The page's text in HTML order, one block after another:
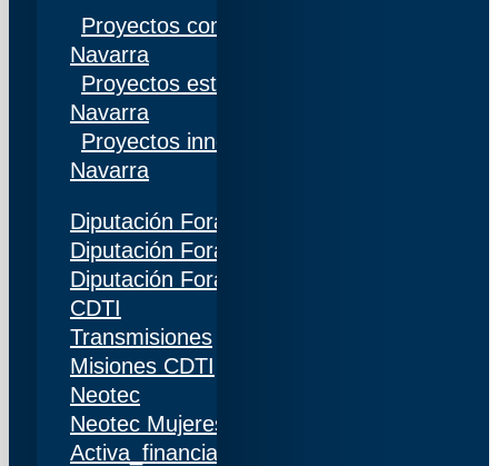
Proyectos competitivos I+D Gobierno de
Navarra
Proyectos estratégicos I+D Gobierno de
Navarra
Proyectos innovación Gobierno de
Navarra
Diputación Foral de Gipuzkoa
Diputación Foral de Bizkaia
Diputación Foral de Álava
CDTI
Transmisiones
Misiones CDTI
Neotec
Neotec Mujeres
Activa_financiación (IDI)